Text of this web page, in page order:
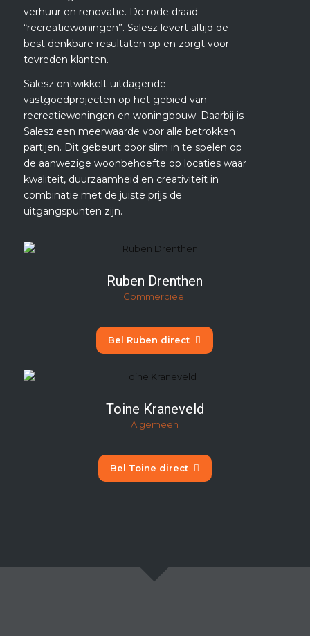
verhuur en renovatie. De rode draad
“recreatiewoningen”. Salesz levert altijd de
best denkbare resultaten op en zorgt voor
tevreden klanten.
Salesz ontwikkelt uitdagende
vastgoedprojecten op het gebied van
recreatiewoningen en woningbouw. Daarbij is
Salesz een meerwaarde voor alle betrokken
partijen. Dit gebeurt door slim in te spelen op
de aanwezige woonbehoefte op locaties waar
kwaliteit, duurzaamheid en creativiteit in
combinatie met de juiste prijs de
uitgangspunten zijn.
Ruben Drenthen
Commercieel
Bel Ruben direct
Toine Kraneveld
Algemeen
Bel Toine direct